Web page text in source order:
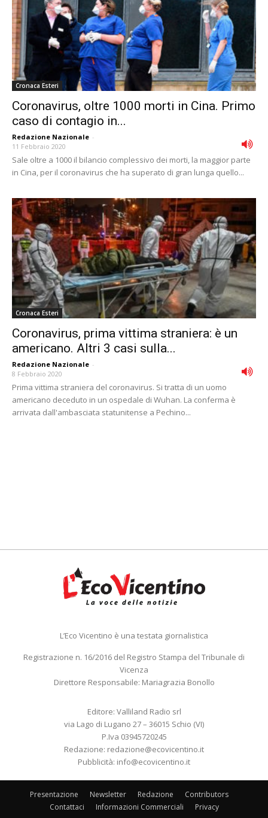
Cronaca Esteri
Coronavirus, oltre 1000 morti in Cina. Primo
caso di contagio in...
Redazione Nazionale -
11 Febbraio 2020
Sale oltre a 1000 il bilancio complessivo dei morti, la maggior parte
in Cina, per il coronavirus che ha superato di gran lunga quello...
Cronaca Esteri
Coronavirus, prima vittima straniera: è un
americano. Altri 3 casi sulla...
Redazione Nazionale -
8 Febbraio 2020
Prima vittima straniera del coronavirus. Si tratta di un uomo
americano deceduto in un ospedale di Wuhan. La conferma è
arrivata dall'ambasciata statunitense a Pechino...
L’Eco Vicentino è una testata giornalistica
Registrazione n. 16/2016 del Registro Stampa del Tribunale di
Vicenza
Direttore Responsabile: Mariagrazia Bonollo
Editore: Valliland Radio srl
via Lago di Lugano 27 – 36015 Schio (VI)
P.Iva 03945720245
Redazione: redazione@ecovicentino.it
Pubblicità: info@ecovicentino.it
Presentazione Newsletter Redazione
Contributors
Contattaci
Informazioni Commerciali Privacy